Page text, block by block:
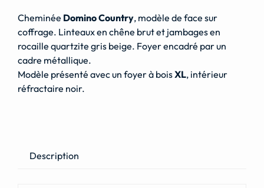
Cheminée Domino Country, modèle de face sur
coffrage. Linteaux en chêne brut et jambages en
rocaille quartzite gris beige. Foyer encadré par un
cadre métallique.
Modèle présenté avec un foyer à boisXL, intérieur
réfractaire noir.
Description